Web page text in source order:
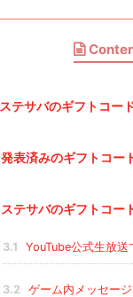
ステサバのギフトコー
発表済みのギフトコー
ステサバのギフトコー
3.1 YouTube公式生放送
3.2 ゲーム内メッセー